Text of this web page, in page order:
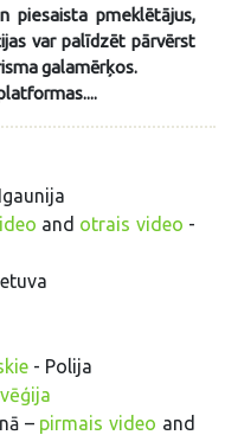
piesaista pmeklētājus,
var palīdzēt pārvērst
galamērķos.
and otrais video -
- Polija
– pirmais video and